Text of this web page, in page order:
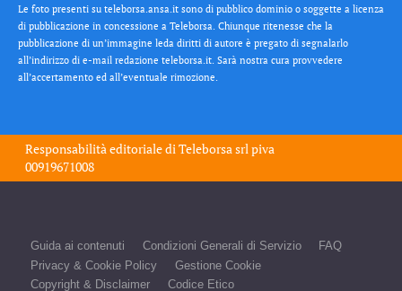
Le foto presenti su teleborsa.ansa.it sono di pubblico dominio o soggette a licenza
di pubblicazione in concessione a Teleborsa. Chiunque ritenesse che la
pubblicazione di un’immagine leda diritti di autore è pregato di segnalarlo
all’indirizzo di e-mail redazione teleborsa.it. Sarà nostra cura provvedere
all’accertamento ed all’eventuale rimozione.
Responsabilità editoriale diTeleborsa srlpiva
00919671008
Guida ai contenuti Condizioni Generali di Servizio
FAQ
Privacy & Cookie Policy
Gestione Cookie
Copyright & Disclaimer
Codice Etico